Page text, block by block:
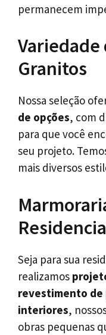
permanecem
Variedade
Granitos
Nossa seleção
de opções, com
para que você
seu projeto.
mais diversos
Seja para sua
realizamos
revestimento de
interiores,
obras pequenas